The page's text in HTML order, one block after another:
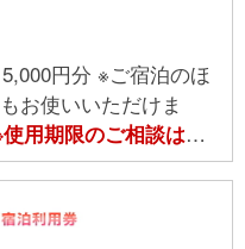
円分 ※ご宿泊のほ
お使いいただけま
用期限のご相談は提
。